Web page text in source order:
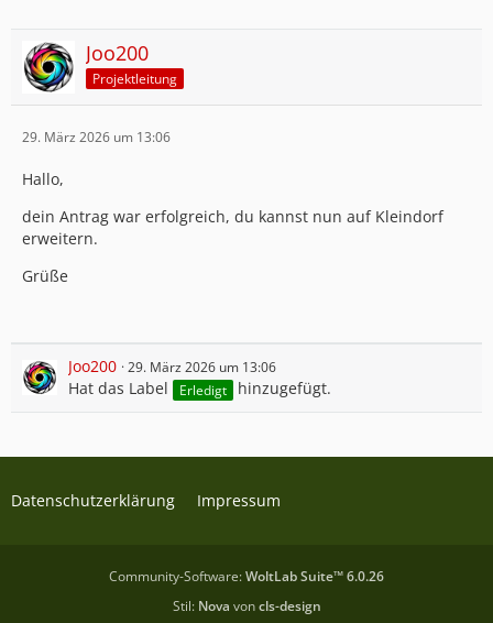
Joo200
Projektleitung
29. März 2026 um 13:06
Hallo,
dein Antrag war erfolgreich, du kannst nun auf Kleindorf
erweitern.
Grüße
Joo200 29. März 2026 um 13:06
Hat das Label Erledigt hinzugefügt.
Datenschutzerklärung Impressum
Community-Software:WoltLab Suite™ 6.0.26
Stil: Nova voncls-design